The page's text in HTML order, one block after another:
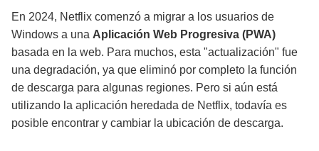
En 2024, Netflix comenzó a migrar a los usuarios de
Windows a una Aplicación Web Progresiva (PWA)
basada en la web. Para muchos, esta "actualización" fue
una degradación, ya que eliminó por completo la función
de descarga para algunas regiones. Pero si aún está
utilizando la aplicación heredada de Netflix, todavía es
posible encontrar y cambiar la ubicación de descarga.